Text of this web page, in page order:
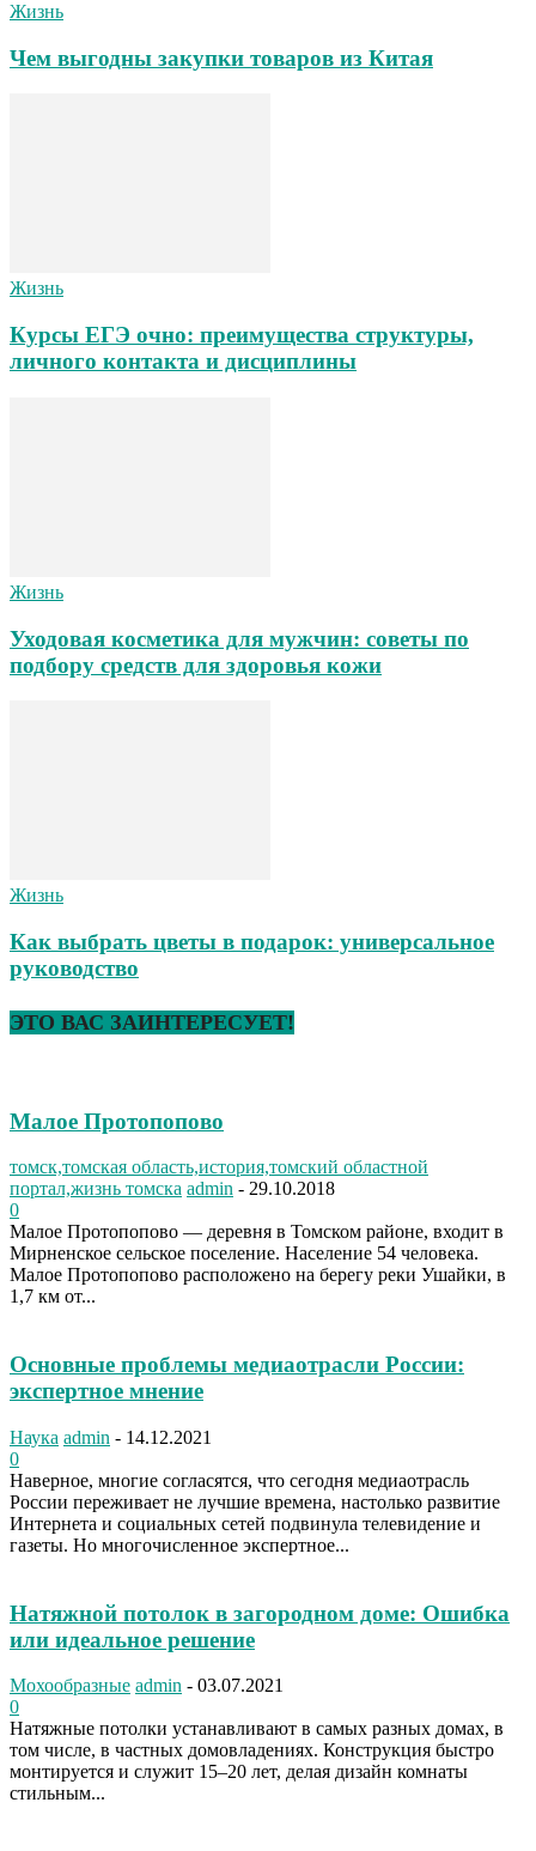
Жизнь
Чем выгодны закупки товаров из Китая
Жизнь
Курсы ЕГЭ очно: преимущества структуры,
личного контакта и дисциплины
Жизнь
Уходовая косметика для мужчин: советы по
подбору средств для здоровья кожи
Жизнь
Как выбрать цветы в подарок: универсальное
руководство
ЭТО ВАС ЗАИНТЕРЕСУЕТ!
Малое Протопопово
томск,томская область,история,томский областной
портал,жизнь томска admin - 29.10.2018
0
Малое Протопопово — деревня в Томском районе, входит в
Мирненское сельское поселение. Население 54 человека.
Малое Протопопово расположено на берегу реки Ушайки, в
1,7 км от...
Основные проблемы медиаотрасли России:
экспертное мнение
Наука admin - 14.12.2021
0
Наверное, многие согласятся, что сегодня медиаотрасль
России переживает не лучшие времена, настолько развитие
Интернета и социальных сетей подвинула телевидение и
газеты. Но многочисленное экспертное...
Натяжной потолок в загородном доме: Ошибка
или идеальное решение
Мохообразные admin - 03.07.2021
0
Натяжные потолки устанавливают в самых разных домах, в
том числе, в частных домовладениях. Конструкция быстро
монтируется и служит 15–20 лет, делая дизайн комнаты
стильным...